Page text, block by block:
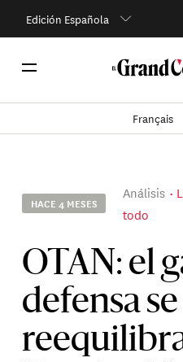
Edición Española
Français
HACE 4 MESES
Análisis
todo
OTAN: el
defensa se